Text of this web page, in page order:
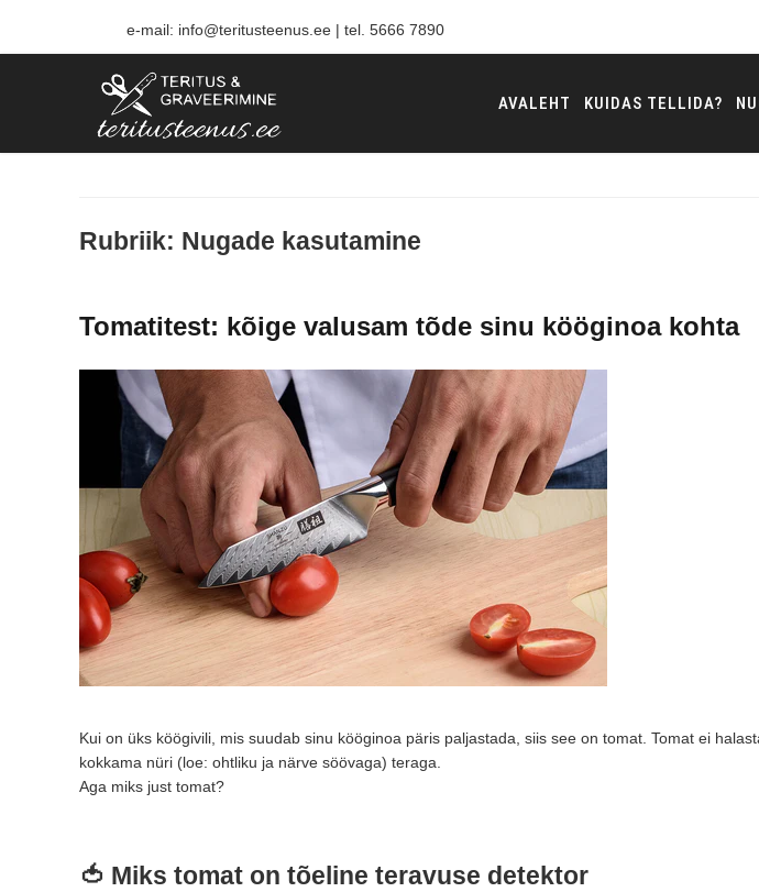
e-mail: info@teritusteenus.ee | tel. 5666 7890
AVALEHT KUIDAS TELLIDA?
Rubriik: Nugade kasutamine
Tomatitest: kõige valusam tõde sinu kööginoa kohta
Kui on üks köögivili, mis suudab sinu kööginoa päris paljastada, siis see on tomat. Tomat ei
kokkama nüri (loe: ohtliku ja närve söövaga) teraga.
Aga miks just tomat?
🍅 Miks tomat on tõeline teravuse detektor